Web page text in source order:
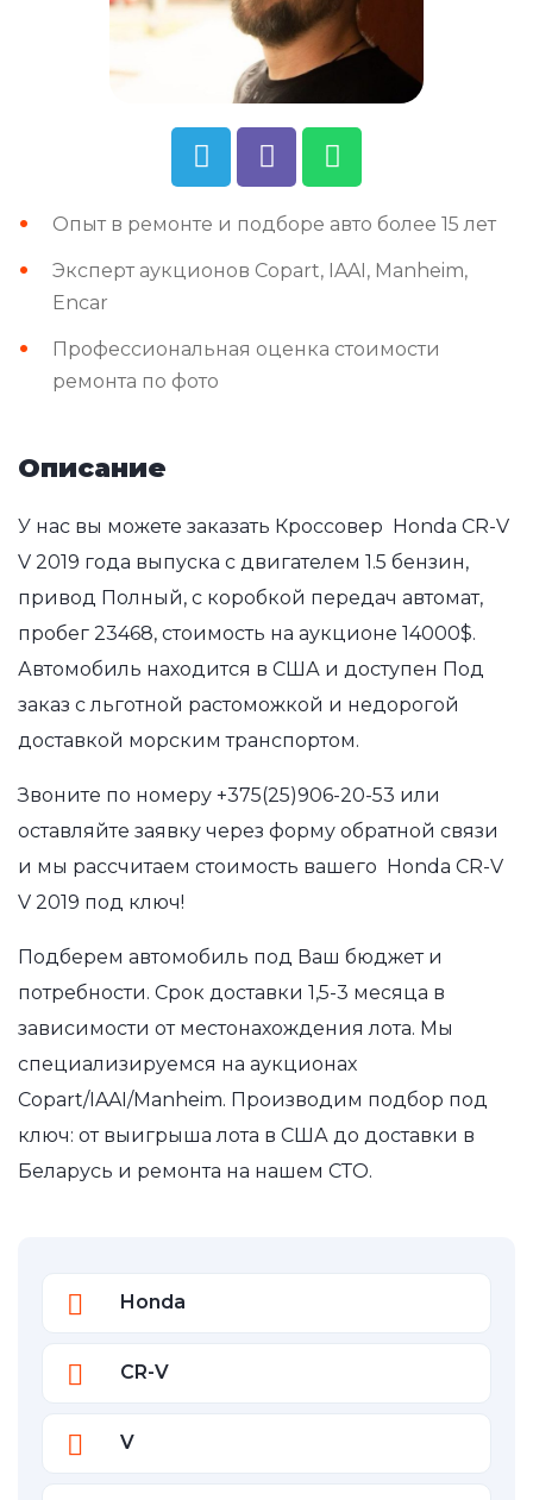
Опыт в ремонте и подборе авто более 15 лет
Эксперт аукционов Copart, IAAI, Manheim,
Encar
Профессиональная оценка стоимости
ремонта по фото
Описание
У нас вы можете заказать Кроссовер Honda CR-V
V 2019 года выпуска с двигателем 1.5 бензин,
привод Полный, с коробкой передач автомат,
пробег 23468, стоимость на аукционе 14000$.
Автомобиль находится в США и доступен Под
заказ с льготной растоможкой и недорогой
доставкой морским транспортом.
Звоните по номеру +375(25)906-20-53 или
оставляйте заявку через форму обратной связи
и мы рассчитаем стоимость вашего Honda CR-V
V 2019 под ключ!
Подберем автомобиль под Ваш бюджет и
потребности. Срок доставки 1,5-3 месяца в
зависимости от местонахождения лота. Мы
специализируемся на аукционах
Copart/IAAI/Manheim. Производим подбор под
ключ: от выигрыша лота в США до доставки в
Беларусь и ремонта на нашем СТО.
Honda
CR-V
V